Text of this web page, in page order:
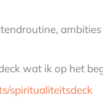
ambities
wat ik op het
spiritualiteitsdeck